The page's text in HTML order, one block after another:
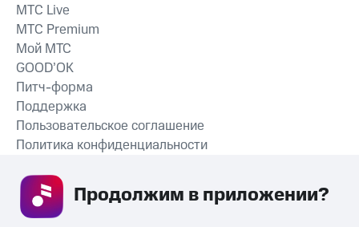
СКАЧАТЬ ПРИЛОЖЕНИЕ
MTС Live
MTС Premium
Мой МТС
GOOD’OK
Питч-форма
Поддержка
Пользовательское соглашение
Политика конфиденциальности